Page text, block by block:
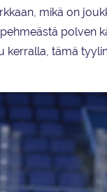
mikä on
polven
kerralla, tämä